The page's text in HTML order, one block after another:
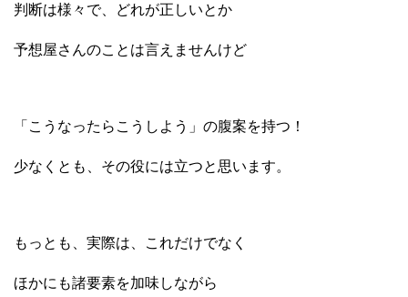
判断は様々で、どれが正しいとか
予想屋さんのことは言えませんけど
「こうなったらこうしよう」の腹案を持つ！
少なくとも、その役には立つと思います。
もっとも、実際は、これだけでなく
ほかにも諸要素を加味しながら